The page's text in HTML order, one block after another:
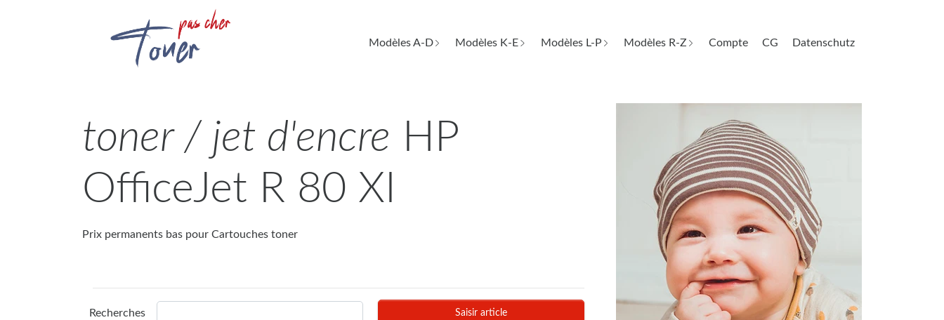
Modèles A-D Modèles K-E Modèles L-P Modèles R-Z Compte CG Datenschutz
toner / jet d'encre HP
OfficeJet R 80 XI
Prix permanents bas pour Cartouches toner
Recherches Saisir article